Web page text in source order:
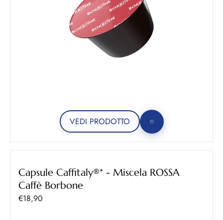
VEDI PRODOTTO
Capsule Caffitaly®* - Miscela ROSSA
Caffè Borbone
Prezzo scontato
€18,90